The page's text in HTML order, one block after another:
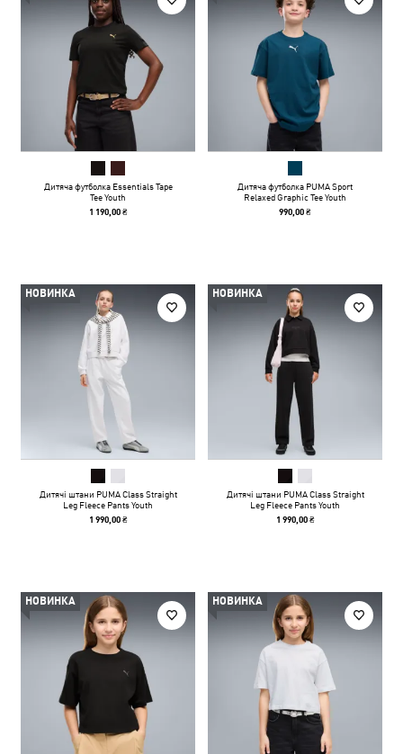
Дитяча футболка Essentials Tape
Tee Youth
1 190,00 ₴
Дитяча футболка PUMA Sport
Relaxed Graphic Tee Youth
990,00 ₴
НОВИНКА
Дитячі штани PUMA Class Straight
Leg Fleece Pants Youth
1 990,00 ₴
НОВИНКА
Дитячі штани PUMA Class Straight
Leg Fleece Pants Youth
1 990,00 ₴
НОВИНКА НОВИНКА